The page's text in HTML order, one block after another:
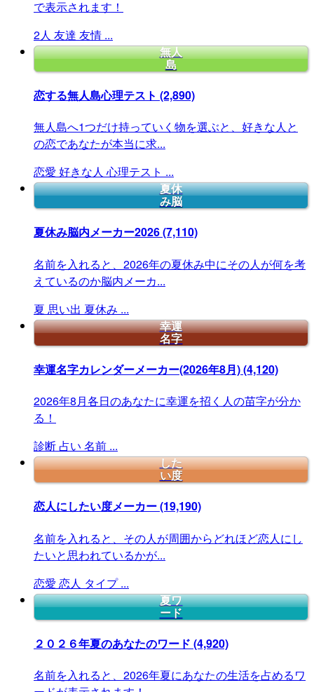
で表示されます！
2人 友達 友情 ...
無人
島
恋する無人島心理テスト (2,890)
無人島へ1つだけ持っていく物を選ぶと、好きな人と
の恋であなたが本当に求...
恋愛 好きな人 心理テスト ...
夏休
み脳
夏休み脳内メーカー2026(7,110)
名前を入れると、2026年の夏休み中にその人が何を考
えているのか脳内メーカ...
夏 思い出 夏休み ...
幸運
名字
幸運名字カレンダーメーカー(2026年8月)(4,120)
2026年8月各日のあなたに幸運を招く人の苗字が分か
る！
診断 占い 名前 ...
した
い度
恋人にしたい度メーカー(19,190)
名前を入れると、その人が周囲からどれほど恋人にし
たいと思われているかが...
恋愛 恋人 タイプ ...
夏ワ
ード
２０２６年夏のあなたのワード (4,920)
名前を入れると、2026年夏にあなたの生活を占めるワ